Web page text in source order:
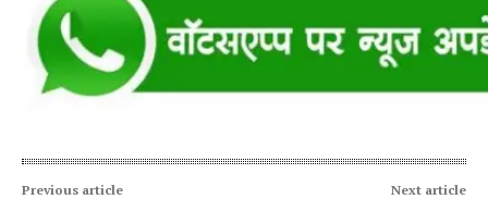
Previous article Next article